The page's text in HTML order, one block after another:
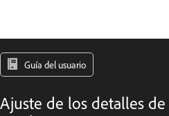
Guía del usuario
Ajuste de los detalles